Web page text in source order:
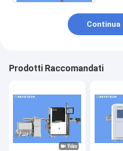
Continua
Prodotti Raccomandati